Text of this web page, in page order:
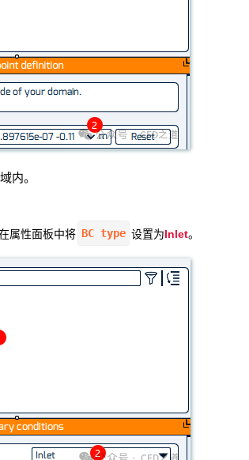
内。
属性面板中将 BC type 设置为Inlet。